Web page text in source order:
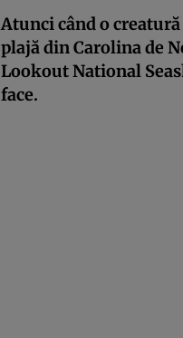
Atunci când o
plajă din Carolina de
Lookout National
face.